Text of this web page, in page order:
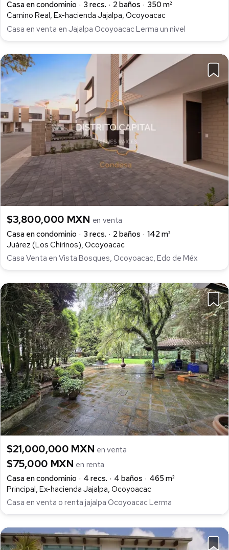
Casa en condominio 3 recs. 2 baños
350 m²
Camino Real, Ex-hacienda Jajalpa, Ocoyoacac
Casa en venta en Jajalpa Ocoyoacac Lerma un nivel
$3,800,000 MXN en venta
Casa en condominio
3 recs. 2 baños
142 m²
Juárez (Los Chirinos), Ocoyoacac
Casa Venta en Vista Bosques, Ocoyoacac, Edo de Méx
$21,000,000 MXN en venta
$75,000 MXN en renta
Casa en condominio
4 recs. 4 baños
465 m²
Principal, Ex-hacienda Jajalpa, Ocoyoacac
Casa en venta o renta jajalpa Ocoyoacac Lerma